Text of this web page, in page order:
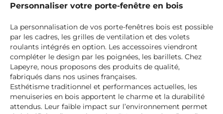
Personnaliser votre porte-fenêtre en bois
La personnalisation de vos porte-fenêtres bois est possible
par les cadres, les grilles de ventilation et des volets
roulants intégrés en option. Les accessoires viendront
compléter le design par les poignées, les barillets. Chez
Lapeyre, nous proposons des produits de qualité,
fabriqués dans nos usines françaises.
Esthétisme traditionnel et performances actuelles, les
menuiseries en bois apportent le charme et la durabilité
attendus. Leur faible impact sur l’environnement permet